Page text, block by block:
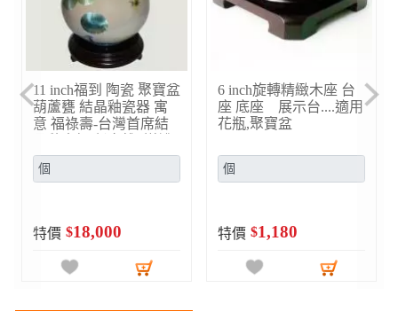
全家福雞 陶鐘(寬×
高/40x60cm)《居家(起
家)富貴》藝術陶鐘
特價 $5,800
(大圓球瓶)繽紛人生聚
寶盆~郭明本錳七彩結
晶釉鎏金瓶
特價 $29,800
Previous Next